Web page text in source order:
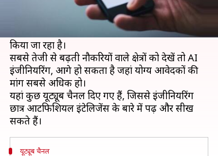
आर्टिफिशियल इंटेलिजेंस (AI) तेजी से हमारे आसपास की
दुनिया को बदल रहा है। AI को लगभग हर क्षेत्र जैसे
स्वास्थ्य सेवा, बैंकिंग, परिवहन, रक्षा, शिक्षा आदि में शामिल
किया जा रहा है।
सबसे तेजी से बढ़ती नौकरियों वाले क्षेत्रों को देखें तो AI
इंजीनियरिंग, आगे हो सकता है जहां योग्य आवेदकों की
मांग सबसे अधिक हो।
यहां कुछ यूट्यूब चैनल दिए गए हैं, जिससे इंजीनियरिंग
छात्र आर्टिफिशियल इंटेलिजेंस के बारे में पढ़ और सीख
यूट्यूब चैनल